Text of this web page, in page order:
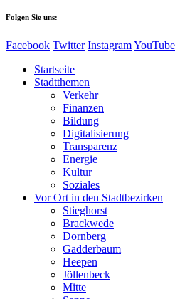
Folgen Sie uns:
Facebook Twitter InstagramYouTube
Startseite
Stadtthemen
Verkehr
Finanzen
Bildung
Digitalisierung
Transparenz
Energie
Kultur
Soziales
Vor Ort in den Stadtbezirken
Stieghorst
Brackwede
Dornberg
Gadderbaum
Heepen
Jöllenbeck
Mitte